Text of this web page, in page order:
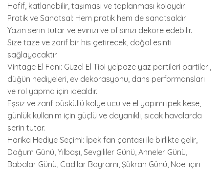
Hafif, katlanabilir, taşıması ve toplanması kolaydır.
Pratik ve Sanatsal: Hem pratik hem de sanatsaldır.
Yazın serin tutar ve evinizi ve ofisinizi dekore edebilir.
Size taze ve zarif bir his getirecek, doğal esinti
sağlayacaktır.
Vintage El Fanı: Güzel El Tipi yelpaze yaz partileri partileri,
düğün hediyeleri, ev dekorasyonu, dans performansları
ve rol yapma için idealdir.
Eşsiz ve zarif püsküllü kolye ucu ve el yapımı ipek kese,
günlük kullanım için güçlü ve dayanıklı, sıcak havalarda
serin tutar.
Harika Hediye Seçimi: İpek fan çantası ile birlikte gelir,
Doğum Günü, Yılbaşı, Sevgililer Günü, Anneler Günü,
Babalar Günü, Cadılar Bayramı, Şükran Günü, Noel için